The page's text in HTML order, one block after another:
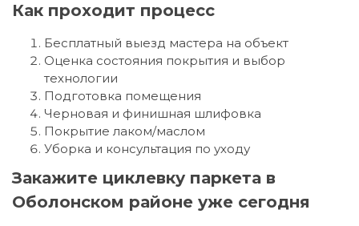
Как проходит процесс
Бесплатный выезд мастера на объект
Оценка состояния покрытия и выбор
технологии
Подготовка помещения
Черновая и финишная шлифовка
Покрытие лаком/маслом
Уборка и консультация по уходу
Закажите циклевку паркета в
Оболонском районе уже сегодня